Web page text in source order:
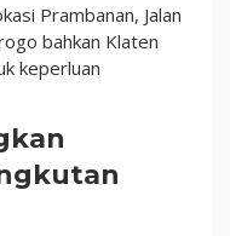
Prambanan, Jalan
bahkan Klaten
keperluan